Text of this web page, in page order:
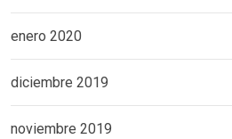
enero 2020
diciembre 2019
noviembre 2019